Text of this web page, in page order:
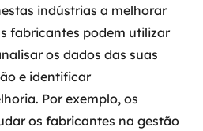
indústrias a melhorar
fabricantes podem utilizar
os dados das suas
e identificar
Por exemplo, os
os fabricantes na gestão